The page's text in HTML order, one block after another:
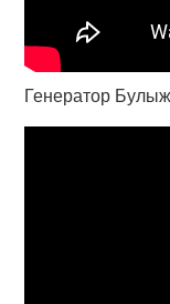
Генератор